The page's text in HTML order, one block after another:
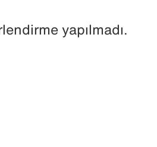
yapılmadı.